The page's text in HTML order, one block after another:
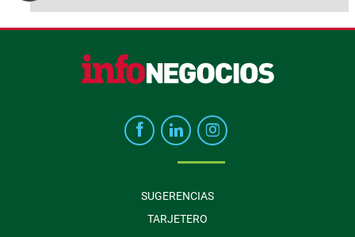
SUGERENCIAS
TARJETERO